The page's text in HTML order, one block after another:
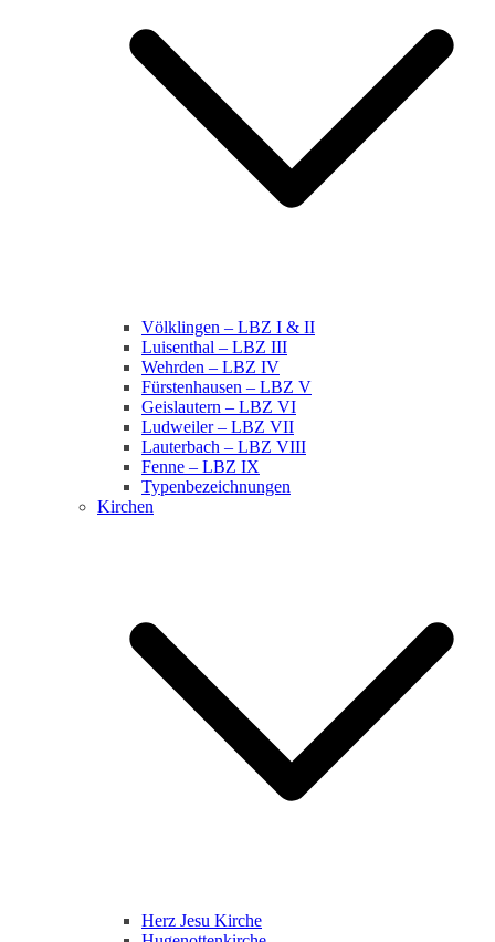
Völklingen – LBZ I & II
Luisenthal – LBZ III
Wehrden – LBZ IV
Fürstenhausen – LBZ V
Geislautern – LBZ VI
Ludweiler – LBZ VII
Lauterbach – LBZ VIII
Fenne – LBZ IX
Typenbezeichnungen
Kirchen
Herz Jesu Kirche